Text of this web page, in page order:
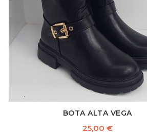
BOTA ALTA VEGA
Precio
25,00 €